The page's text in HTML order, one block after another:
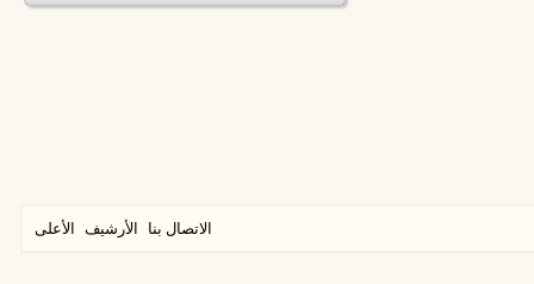
الاتصال بنا الأرشيف الأعلى